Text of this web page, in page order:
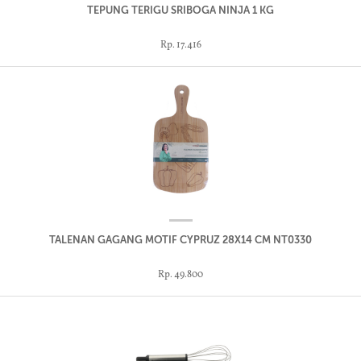
TEPUNG TERIGU SRIBOGA NINJA 1 KG
Rp. 17.416
TALENAN GAGANG MOTIF CYPRUZ 28X14 CM NT0330
Rp. 49.800